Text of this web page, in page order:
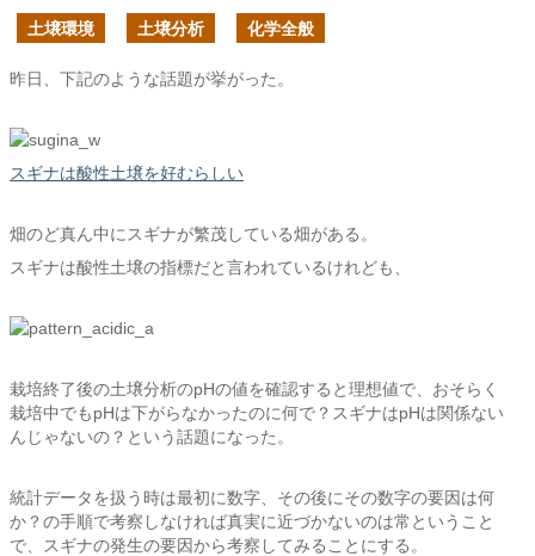
土壌環境 土壌分析 化学全般
昨日、下記のような話題が挙がった。
スギナは酸性土壌を好むらしい
畑のど真ん中にスギナが繁茂している畑がある。
スギナは酸性土壌の指標だと言われているけれども、
栽培終了後の土壌分析のpHの値を確認すると理想値で、おそらく
栽培中でもpHは下がらなかったのに何で？スギナはpHは関係ない
んじゃないの？という話題になった。
統計データを扱う時は最初に数字、その後にその数字の要因は何
か？の手順で考察しなければ真実に近づかないのは常ということ
で、スギナの発生の要因から考察してみることにする。